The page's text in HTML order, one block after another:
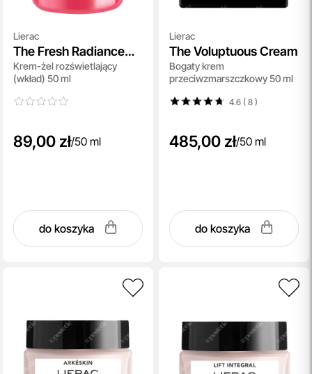
Lierac
The Fresh Radiance
Gel-Cream Refill
Krem-żel rozświetlający
(wkład) 50 ml
89,00 zł/50 ml
do koszyka
Lierac
The Voluptuous Cream
Bogaty krem
przeciwzmarszczkowy 50 ml
4.6 ( 8)
485,00 zł/50 ml
do koszyka